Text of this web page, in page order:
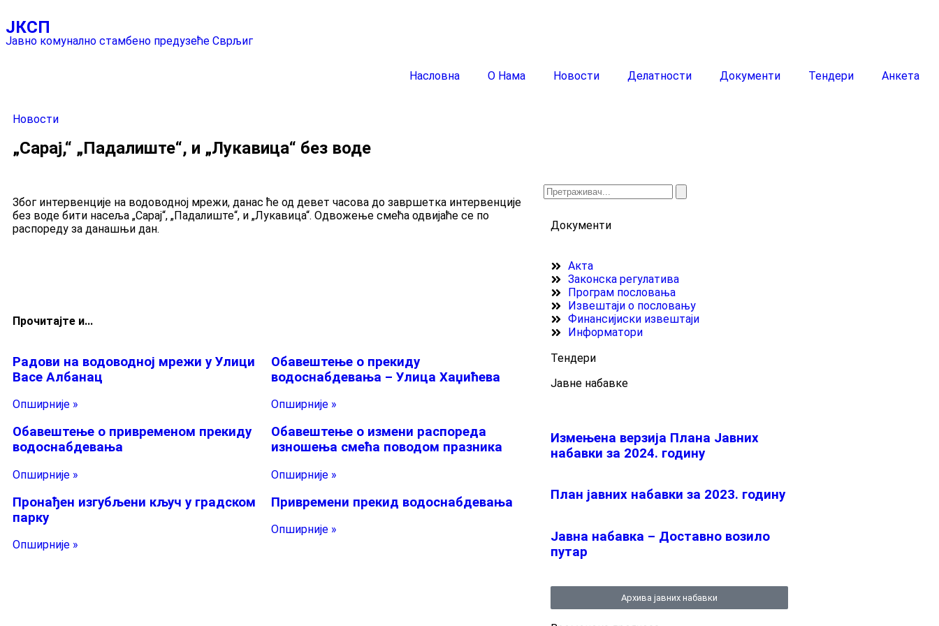
ЈКСП
Јавно комунално стамбено предузеће Сврљиг
Насловна О Нама Новости Делатности Документи Тендери Анкета
Новости
„Сарај,“ „Падалиште“, и „Лукавица“ без воде
Због интервенције на водоводној мрежи, данас ће од девет часова до завршетка интервенције
без воде бити насеља „Сарај“, „Падалиште“, и „Лукавица“. Одвожење смећа одвијаће се по
распореду за данашњи дан.
Прочитајте и...
Радови на водоводној мрежи у Улици
Васе Албанац
Опширније »
Обавештење о прекиду
водоснабдевања – Улица Хаџићева
Опширније »
Обавештење о привременом прекиду
водоснабдевања
Опширније »
Обавештење о измени распореда
изношења смећа поводом празника
Опширније »
Пронађен изгубљени кључ у градском
парку
Опширније »
Привремени прекид водоснабдевања
Опширније »
Документи
Акта
Законска регулатива
Програм пословања
Извештаји о пословању
Финансијиски извештаји
Информатори
Тендери
Јавне набавке
Измењенa верзијa Плана Јавних
набавки за 2024. годину
План јавних набавки за 2023. годину
Јавна набавка – Доставно возило
путар
Архива јавних набавки